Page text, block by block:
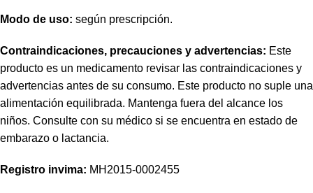
Modo de uso: según prescripción.
Contraindicaciones, precauciones y advertencias: Este
producto es un medicamento revisar las contraindicaciones y
advertencias antes de su consumo. Este producto no suple una
alimentación equilibrada. Mantenga fuera del alcance los
niños. Consulte con su médico si se encuentra en estado de
embarazo o lactancia.
Registro invima: MH2015-0002455